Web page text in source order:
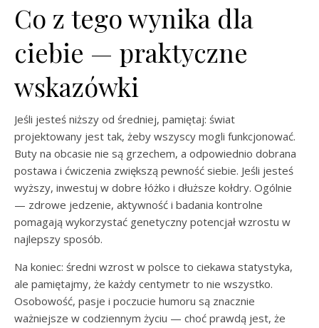
Co z tego wynika dla
ciebie — praktyczne
wskazówki
Jeśli jesteś niższy od średniej, pamiętaj: świat
projektowany jest tak, żeby wszyscy mogli funkcjonować.
Buty na obcasie nie są grzechem, a odpowiednio dobrana
postawa i ćwiczenia zwiększą pewność siebie. Jeśli jesteś
wyższy, inwestuj w dobre łóżko i dłuższe kołdry. Ogólnie
— zdrowe jedzenie, aktywność i badania kontrolne
pomagają wykorzystać genetyczny potencjał wzrostu w
najlepszy sposób.
Na koniec: średni wzrost w polsce to ciekawa statystyka,
ale pamiętajmy, że każdy centymetr to nie wszystko.
Osobowość, pasje i poczucie humoru są znacznie
ważniejsze w codziennym życiu — choć prawdą jest, że